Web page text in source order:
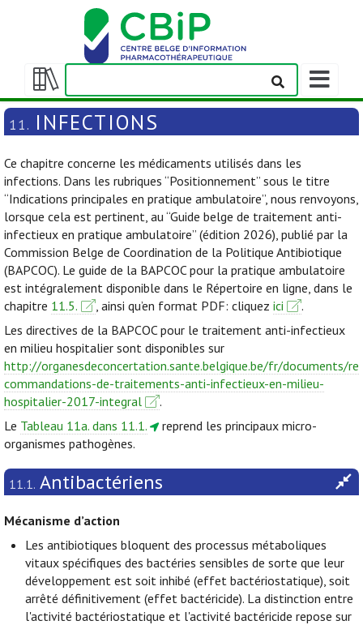
Afficher/masquer
la
table
matières
Afficher/
la
barre
navigation
11. INFECTIONS
Ce chapitre concerne les médicaments utilisés dans les
infections. Dans les rubriques “Positionnement” sous le titre
“Indications principales en pratique ambulatoire”, nous renvoyons,
lorsque cela est pertinent, au “Guide belge de traitement anti-
infectieux en pratique ambulatoire” (édition 2026), publié par la
Commission Belge de Coordination de la Politique Antibiotique
(BAPCOC). Le guide de la BAPCOC pour la pratique ambulatoire
est intégralement disponible dans le Répertoire en ligne, dans le
chapitre 11.5. , ainsi qu’en format PDF: cliquez ici
.
Les directives de la BAPCOC pour le traitement anti-infectieux
en milieu hospitalier sont disponibles sur
http://organesdeconcertation.sante.belgique.be/fr/documents/re
commandations-de-traitements-anti-infectieux-en-milieu-
hospitalier-2017-integral
.
Le Tableau 11a. dans 11.1.
reprend les principaux micro-
organismes pathogènes.
11.1. Antibactériens
Mécanisme d’action
Les antibiotiques bloquent des processus métaboliques
vitaux spécifiques des bactéries sensibles de sorte que leur
développement est soit inhibé (effet bactériostatique), soit
arrêté définitivement (effet bactéricide). La distinction entre
l'activité bactériostatique et l'activité bactéricide repose sur